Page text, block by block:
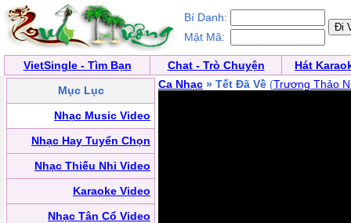
Bí Danh:
Mật Mã:
VietSingle - Tìm Bạn Chat - Trò Chuyện
Hát
Mục Lục
Nhạc Music Video
Nhạc Hay Tuyển Chọn
Nhạc Thiếu Nhi Video
Karaoke Video
Nhạc Tân Cổ Video
Ca Nhạc » Tết Đã Về (Trương Thảo